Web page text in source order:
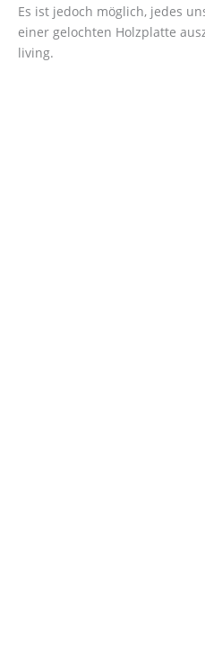
Es ist jedoch möglich, jedes
einer gelochten Holzplatte
living.